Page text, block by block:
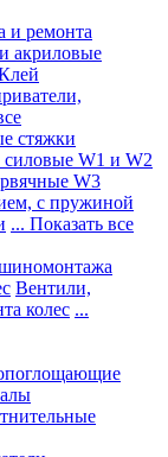
и ремонта
акриловые
стяжки
W1 и W2
W3
с пружиной
... Показать все
Вентили,
колес ...